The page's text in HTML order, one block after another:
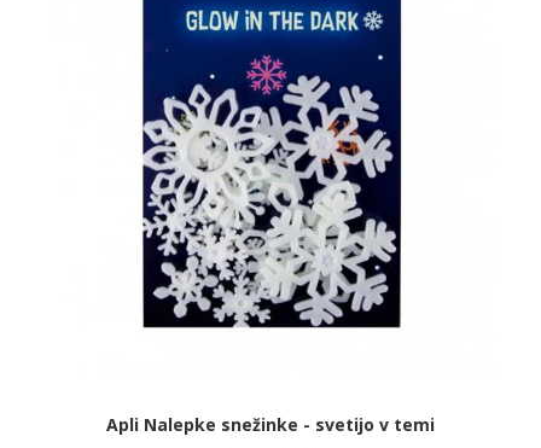
Apli Nalepke snežinke - svetijo v temi